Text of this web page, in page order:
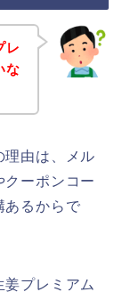
レ
な
理由は、メル
クーポンコー
あるからで
プレミアム